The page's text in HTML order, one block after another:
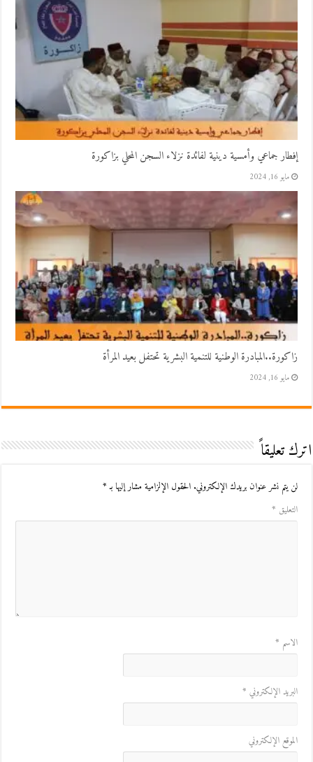
إفطار جماعي وأمسية دينية لفائدة نزلاء السجن المحلي بزاكورة
مايو 16, 2024
زاكورة..المبادرة الوطنية للتنمية البشرية تحتفل بعيد المرأة
مايو 16, 2024
اترك تعليقاً
لن يتم نشر عنوان بريدك الإلكتروني. الحقول الإلزامية مشار إليها بـ*
التعليق *
الاسم *
البريد الإلكتروني *
الموقع الإلكتروني